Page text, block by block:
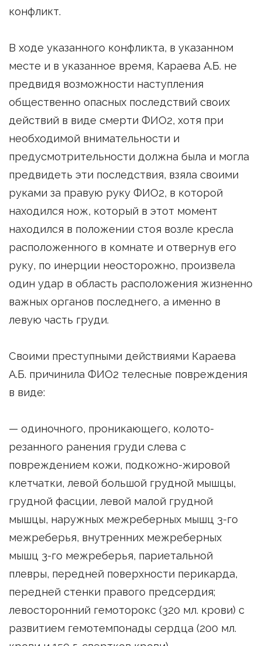
конфликт.
В ходе указанного конфликта, в указанном
месте и в указанное время, Караева А.Б. не
предвидя возможности наступления
общественно опасных последствий своих
действий в виде смерти ФИО2, хотя при
необходимой внимательности и
предусмотрительности должна была и могла
предвидеть эти последствия, взяла своими
руками за правую руку ФИО2, в которой
находился нож, который в этот момент
находился в положении стоя возле кресла
расположенного в комнате и отвернув его
руку, по инерции неосторожно, произвела
один удар в область расположения жизненно
важных органов последнего, а именно в
левую часть груди.
Своими преступными действиями Караева
А.Б. причинила ФИО2 телесные повреждения
в виде:
— одиночного, проникающего, колото-
резанного ранения груди слева с
повреждением кожи, подкожно-жировой
клетчатки, левой большой грудной мышцы,
грудной фасции, левой малой грудной
мышцы, наружных межреберных мышц 3-го
межреберья, внутренних межреберных
мышц 3-го межреберья, париетальной
плевры, передней поверхности перикарда,
передней стенки правого предсердия;
левосторонний гемоторокс (320 мл. крови) с
развитием гемотемпонады сердца (200 мл.